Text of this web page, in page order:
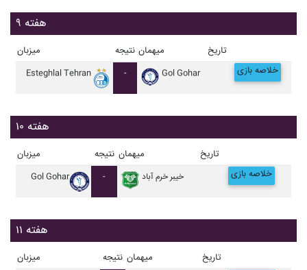
هفته ۹
میزبان نتیجه میهمان تاریخ
Esteghlal Tehran - Gol Gohar خلاصه بازی
هفته ۱۰
میزبان نتیجه میهمان تاریخ
Gol Gohar - خيبر خرم آباد خلاصه بازی
هفته ۱۱
میزبان نتیجه میهمان تاریخ